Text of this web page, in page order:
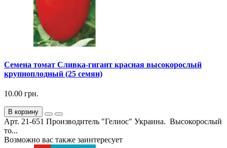
Семена томат Сливка-гигант красная высокорослый
крупноплодный (25 семян)
10.00 грн.
В корзину
Арт. 21-651 Производитель "Гелиос" Украина. Высокорослый
то...
Возможно вас также заинтересует